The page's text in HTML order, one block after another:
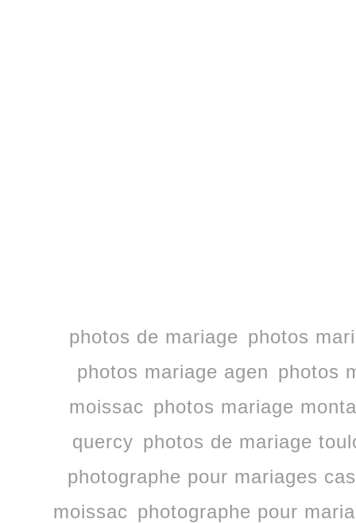
photos de mariage photos
photos mariage agen photos
moissac photos mariage
quercy photos de mariage
photographe pour mariages
moissac photographe pour